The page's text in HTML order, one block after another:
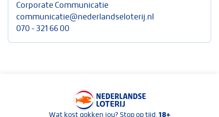
Corporate Communicatie
communicatie@nederlandseloterij.nl
070 - 321 66 00
Wat kost gokken jou? Stop op tijd.18+
Keurmerken van Nederlandse Loterij